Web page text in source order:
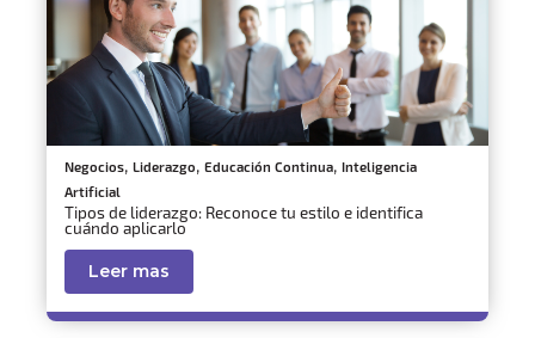
Negocios, Liderazgo, Educación Continua, Inteligencia
Artificial
Tipos de liderazgo: Reconoce tu estilo e identifica
cuándo aplicarlo
Leer mas